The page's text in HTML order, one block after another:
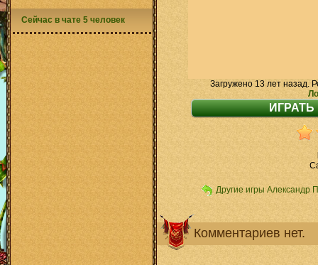
Загружено 13 лет назад.
Другие игры Александр
Комментариев нет.
Сейчас в чате 5 человек